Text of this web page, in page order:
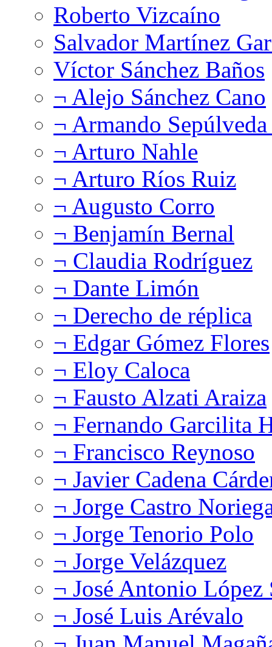
Roberto Vizcaíno
Salvador Martínez
Víctor Sánchez Baños
¬ Alejo Sánchez Cano
¬ Armando
¬ Arturo Nahle
¬ Arturo Ríos Ruiz
¬ Augusto Corro
¬ Benjamín Bernal
¬ Claudia Rodríguez
¬ Dante Limón
¬ Derecho de réplica
¬ Edgar Gómez Flores
¬ Eloy Caloca
¬ Fausto Alzati Araiza
¬ Fernando Garcilita
¬ Francisco Reynoso
¬ Javier Cadena
¬ Jorge Castro
¬ Jorge Tenorio Polo
¬ Jorge Velázquez
¬ José Antonio López
¬ José Luis Arévalo